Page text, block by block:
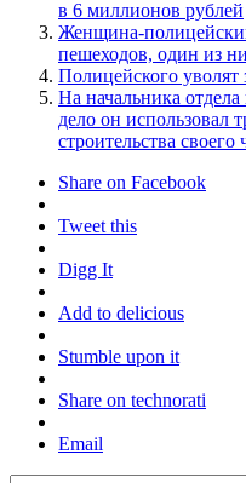
в 6 миллионов рублей
Женщина-
пешеходов, один из
Полицейского уволят
На начальника
дело он использовал
строительства своего
Share on Facebook
Tweet this
Digg It
Add to delicious
Stumble upon it
Share on technorati
Email